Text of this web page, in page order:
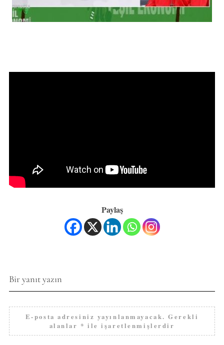
Paylaş
Bir yanıt yazın
E-posta adresiniz yayınlanmayacak. Gerekli
alanlar * ile işaretlenmişlerdir